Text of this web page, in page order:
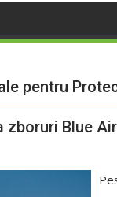
pentru
Blue